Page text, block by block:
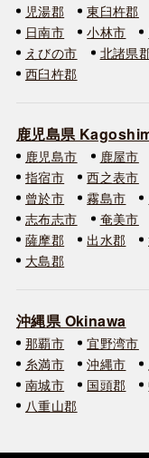
児湯郡 東臼杵郡
日南市
小林市
えびの市
北諸県
西臼杵郡
鹿児島県
鹿児島市 鹿屋市
指宿市
西之表市
曾於市
霧島市
志布志市
奄美市
薩摩郡
出水郡
大島郡
沖縄県 Okinawa
那覇市 宜野湾市
糸満市
沖縄市
南城市
国頭郡
八重山郡